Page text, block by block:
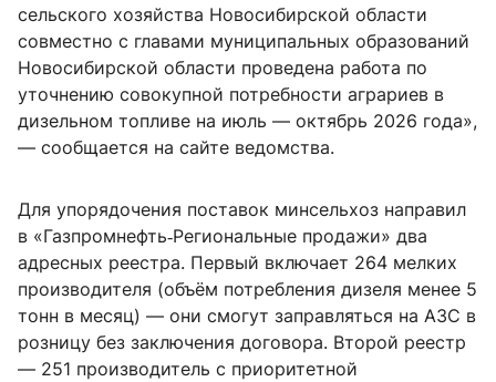
сельского хозяйства Новосибирской области
совместно с главами муниципальных образований
Новосибирской области проведена работа по
уточнению совокупной потребности аграриев в
дизельном топливе на июль — октябрь 2026 года»,
— сообщается на сайте ведомства.
Для упорядочения поставок минсельхоз направил
в «Газпромнефть‑Региональные продажи» два
адресных реестра. Первый включает 264 мелких
производителя (объём потребления дизеля менее 5
тонн в месяц) — они смогут заправляться на АЗС в
розницу без заключения договора. Второй реестр
— 251 производитель с приоритетной